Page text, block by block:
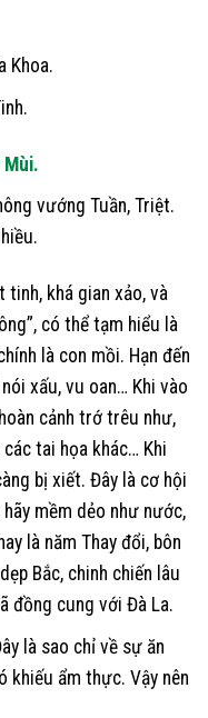
Khoa.
Mùi.
vướng Tuần, Triệt.
khá gian xảo, và
có thể tạm hiểu là
là con mồi. Hạn đến
xấu, vu oan… Khi vào
cảnh trớ trêu như,
tai họa khác… Khi
bị xiết. Đây là cơ hội
mềm dẻo như nước,
là năm Thay đổi, bôn
Bắc, chinh chiến lâu
đồng cung với Đà La.
là sao chỉ về sự ăn
khiếu ẩm thực. Vậy nên